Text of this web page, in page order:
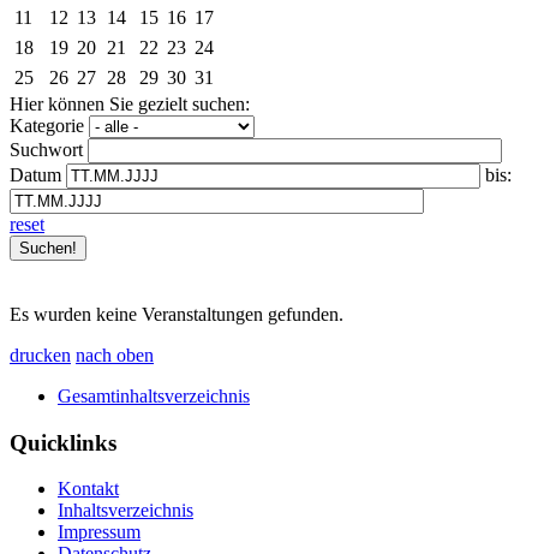
11
12 13 14 15 16 17
18
19 20 21 22 23 24
25
26 27 28 29 30 31
Hier können Sie gezielt suchen:
Kategorie
Suchwort
Datum
bis:
reset
Es wurden keine Veranstaltungen gefunden.
drucken nach oben
Gesamtinhaltsverzeichnis
Quicklinks
Kontakt
Inhaltsverzeichnis
Impressum